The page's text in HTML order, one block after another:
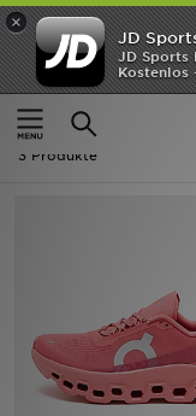
×
JD
JD Sports
Kostenlos
Startseite
Frauen
Frauen - On
3 Produkte
Startseite
ANGEBOTE
Marken
Kinder